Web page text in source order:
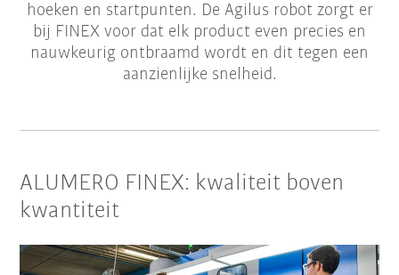
hoeken en startpunten. De Agilus robot zorgt er
bij FINEX voor dat elk product even precies en
nauwkeurig ontbraamd wordt en dit tegen een
aanzienlijke snelheid.
ALUMERO FINEX: kwaliteit boven
kwantiteit